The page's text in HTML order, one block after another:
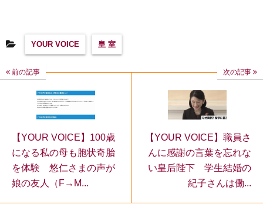
YOUR VOICE 皇 室
前の記事
【YOUR VOICE】100歳
になる私の母も胞状奇胎
を体験 悠仁さまの声が
娘の友人（F→M...
次の記事
【YOUR VOICE】職員さ
んに感謝の言葉を忘れな
い皇后陛下 学生結婚の
紀子さんは働...